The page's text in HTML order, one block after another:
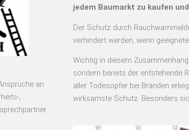
an
,
jedem Baumarkt zu kaufen
Der Schutz durch
verhindert werden, wenn
Wichtig in diesem
sondern bereits der entstehende
aller Todesopfer bei Bränden
wirksamste Schutz. Besonders